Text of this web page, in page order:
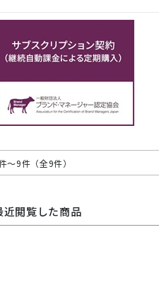
～9件（全9件）
近閲覧した商品